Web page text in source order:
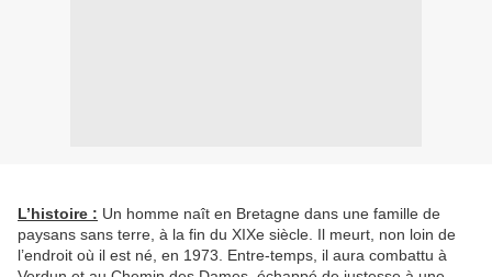
L’histoire : Un homme naît en Bretagne dans une famille de
paysans sans terre, à la fin du XIXe siècle. Il meurt, non loin de
l’endroit où il est né, en 1973. Entre-temps, il aura combattu à